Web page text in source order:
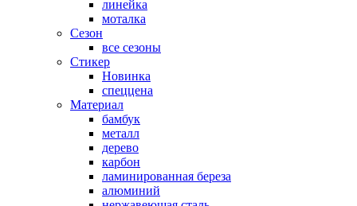
линейка
моталка
Сезон
все сезоны
Стикер
Новинка
спеццена
Материал
бамбук
металл
дерево
карбон
ламинированная береза
алюминий